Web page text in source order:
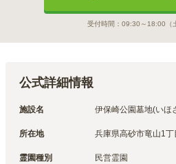
受付時間： 09:30～18:00
公式詳細情報
施設名 伊保崎公園墓地(いほ
所在地 兵庫県高砂市竜山1
霊園種別 民営霊園